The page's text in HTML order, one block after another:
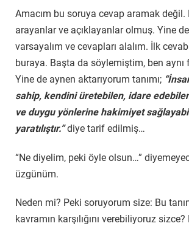
Amacım bu soruya cevap aramak değil.
arayanlar ve açıklayanlar olmuş. Yine
varsayalım ve cevapları alalım. İlk
buraya. Başta da söylemiştim, ben aynı
Yine de aynen aktarıyorum tanımı;
sahip, kendini üretebilen, idare
ve duygu yönlerine hakimiyet
yaratılıştır.”diye tarif edilmiş…
“Ne diyelim, peki öyle olsun…”
üzgünüm.
Neden mi? Peki soruyorum size: Bu
kavramın karşılığını verebiliyoruz sizce?